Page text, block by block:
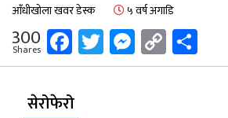
आँधीखोला खवर डेस्क ५ वर्ष अगाडि
300
Shares Facebook
Twitter
Messenger
Copy
Link
सेरोफेरो